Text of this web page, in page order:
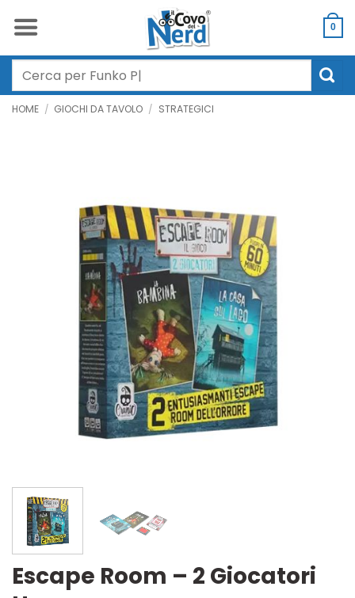
0
Cerca:
HOME / GIOCHI DA TAVOLO / STRATEGICI
Escape Room – 2 Giocatori